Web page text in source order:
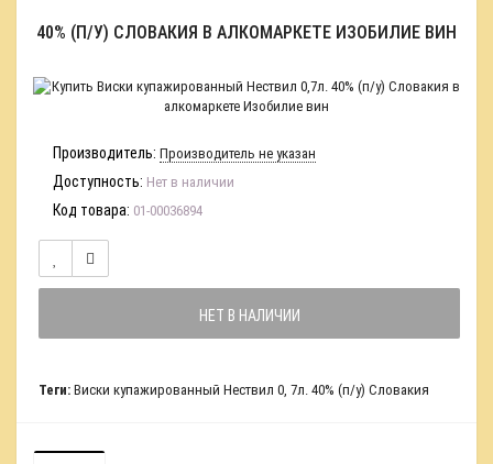
40% (П/У) СЛОВАКИЯ В АЛКОМАРКЕТЕ ИЗОБИЛИЕ ВИН
Производитель: Производитель не указан
Доступность: Нет в наличии
Код товара: 01-00036894
НЕТ В НАЛИЧИИ
Теги: Виски купажированный Нествил 0, 7л. 40% (п/у) Словакия